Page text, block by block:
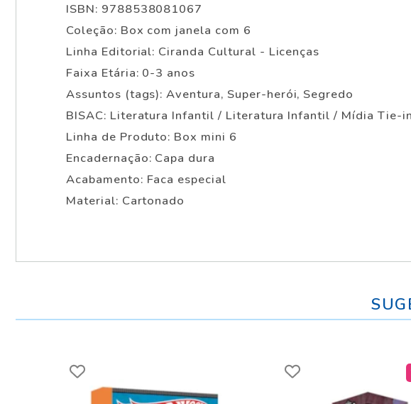
ISBN: 9788538081067
Coleção: Box com janela com 6
Linha Editorial: Ciranda Cultural - Licenças
Faixa Etária: 0-3 anos
Assuntos (tags): Aventura, Super-herói, Segredo
BISAC: Literatura Infantil / Literatura Infantil / Mídia Tie-in
Linha de Produto: Box mini 6
Encadernação: Capa dura
Acabamento: Faca especial
Material: Cartonado